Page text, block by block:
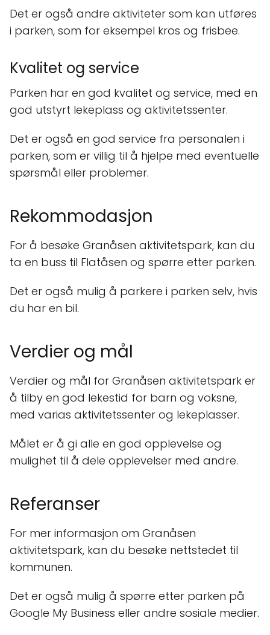
Det er også andre aktiviteter som kan utføres
i parken, som for eksempel kros og frisbee.
Kvalitet og service
Parken har en god kvalitet og service, med en
god utstyrt lekeplass og aktivitetssenter.
Det er også en god service fra personalen i
parken, som er villig til å hjelpe med eventuelle
spørsmål eller problemer.
Rekommodasjon
For å besøke Granåsen aktivitetspark, kan du
ta en buss til Flatåsen og spørre etter parken.
Det er også mulig å parkere i parken selv, hvis
du har en bil.
Verdier og mål
Verdier og mål for Granåsen aktivitetspark er
å tilby en god lekestid for barn og voksne,
med varias aktivitetssenter og lekeplasser.
Målet er å gi alle en god opplevelse og
mulighet til å dele opplevelser med andre.
Referanser
For mer informasjon om Granåsen
aktivitetspark, kan du besøke nettstedet til
kommunen.
Det er også mulig å spørre etter parken på
Google My Business eller andre sosiale medier.